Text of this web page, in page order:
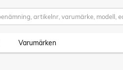
Varumärken